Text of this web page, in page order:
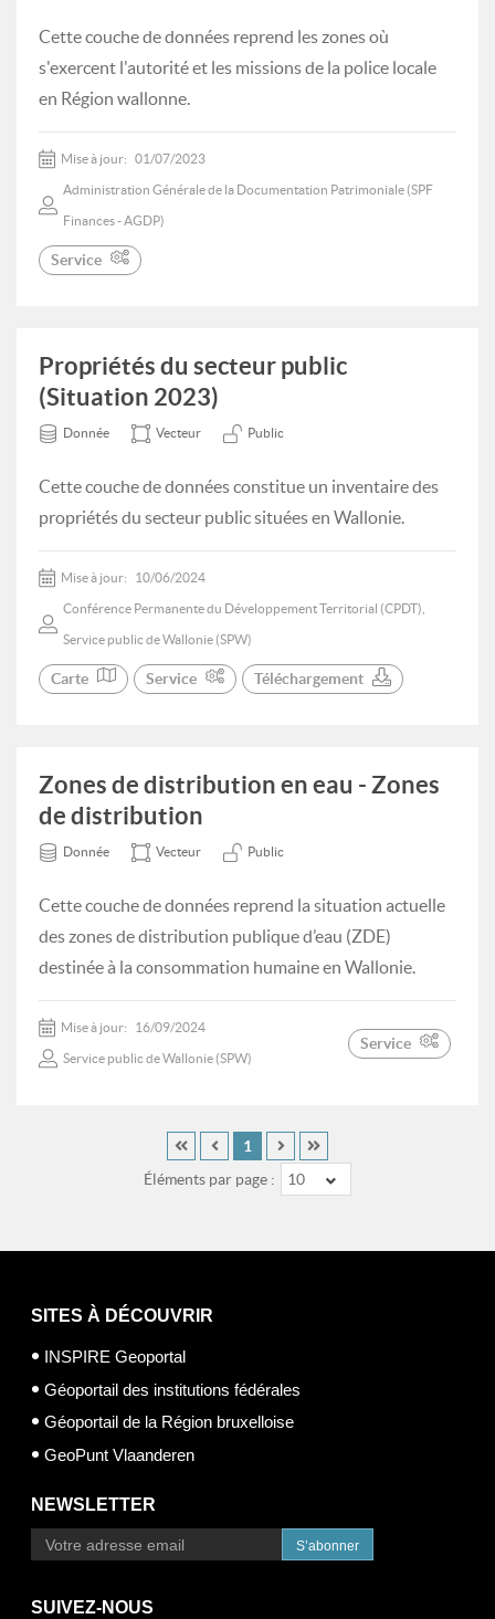
Cette couche de données reprend les zones où
s'exercent l'autorité et les missions de la police locale
en Région wallonne.
Mise à jour: 01/07/2023
Administration Générale de la Documentation Patrimoniale (SPF
Finances - AGDP)
Service
Propriétés du secteur public
(Situation 2023)
Donnée Vecteur Public
Cette couche de données constitue un inventaire des
propriétés du secteur public situées en Wallonie.
Mise à jour: 10/06/2024
Conférence Permanente du Développement Territorial (CPDT),
Service public de Wallonie (SPW)
Carte Service Téléchargement
Zones de distribution en eau - Zones
de distribution
Donnée Vecteur Public
Cette couche de données reprend la situation actuelle
des zones de distribution publique d’eau (ZDE)
destinée à la consommation humaine en Wallonie.
Mise à jour: 16/09/2024
Service public de Wallonie (SPW)
Service
Éléments par page : 10
1
SITES À DÉCOUVRIR
INSPIRE Geoportal
Géoportail des institutions fédérales
Géoportail de la Région bruxelloise
GeoPunt Vlaanderen
NEWSLETTER
S’abonner
SUIVEZ-NOUS